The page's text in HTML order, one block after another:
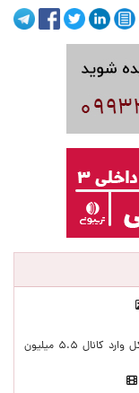
رشد بورس در اولین روز معاملات هفته/ شاخص کل وارد کانال ۵.۵ میلیون